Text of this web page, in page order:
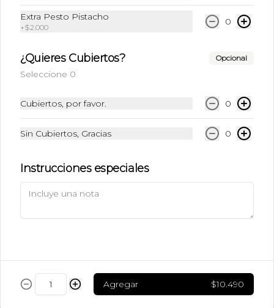
Shot de Ristreto + Leche + Syrup Sin
Leche + Hielo
$5.190
Extra Pesto Pistacho
+$2.000
0
¿Quieres Cubiertos? Opcional
Seleccione 0
Cubiertos, por favor. 0
Sin Cubiertos, Gracias 0
Instrucciones especiales
Agregar $10.490